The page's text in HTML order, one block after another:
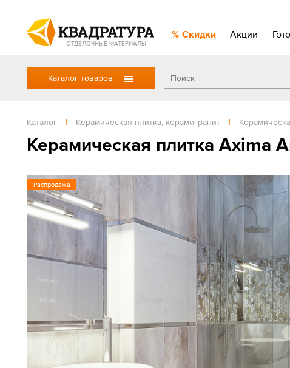
ОТДЕЛОЧНЫЕ МАТЕРИАЛЫ
Скидки Акции
Каталог товаров
Каталог | Керамическая плитка, керамогранит |
Керамическая плитка Axima
Распродажа